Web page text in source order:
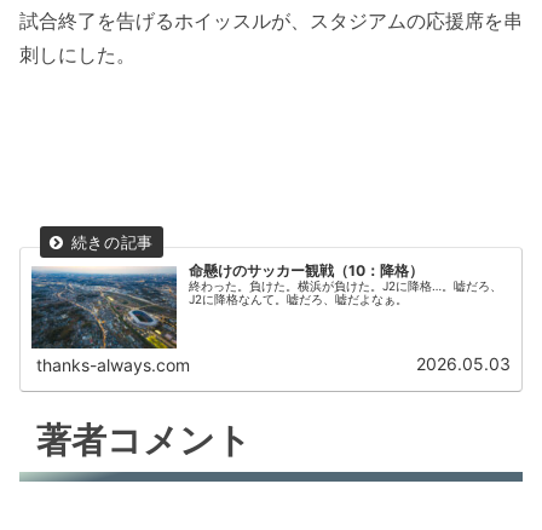
試合終了を告げるホイッスルが、スタジアムの応援席を串
刺しにした。
命懸けのサッカー観戦（10：降格）
終わった。負けた。横浜が負けた。J2に降格…。嘘だろ、
J2に降格なんて。嘘だろ、嘘だよなぁ。
thanks-always.com 2026.05.03
著者コメント